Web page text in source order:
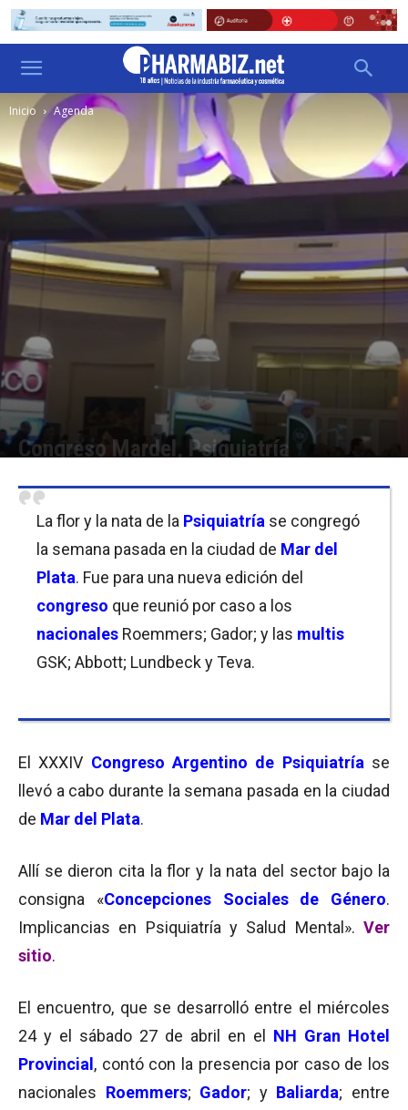
Inicio Agenda
Congreso Mardel, Psiquiatría
La flor y la nata de la Psiquiatría se congregó
la semana pasada en la ciudad de Mar del
Plata. Fue para una nueva edición del
congreso que reunió por caso a los
nacionales Roemmers; Gador; y las multis
GSK; Abbott; Lundbeck y Teva.
El XXXIV Congreso Argentino de Psiquiatría se
llevó a cabo durante la semana pasada en la ciudad
de Mar del Plata.
Allí se dieron cita la flor y la nata del sector bajo la
consigna «Concepciones Sociales de Género.
Implicancias en Psiquiatría y Salud Mental». Ver
sitio.
El encuentro, que se desarrolló entre el miércoles
24 y el sábado 27 de abril en el NH Gran Hotel
Provincial , contó con la presencia por caso de los
nacionales Roemmers; Gador; y Baliarda; entre